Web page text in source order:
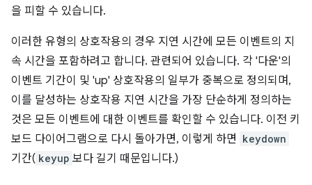
을 피할 수 있습니다.
이러한 유형의 상호작용의 경우 지연 시간에 모든 이벤트의 지
속 시간을 포함하려고 합니다. 관련되어 있습니다. 각 '다운'의
이벤트 기간이 및 'up' 상호작용의 일부가 중복으로 정의되며,
이를 달성하는 상호작용 지연 시간을 가장 단순하게 정의하는
것은 모든 이벤트에 대한 이벤트를 확인할 수 있습니다. 이전 키
보드 다이어그램으로 다시 돌아가면, 이렇게 하면 keydown
기간( keyup 보다 길기 때문입니다.)